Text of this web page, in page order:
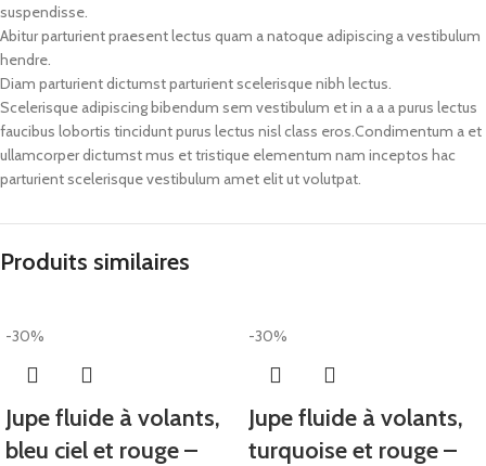
suspendisse.
Abitur parturient praesent lectus quam a natoque adipiscing a vestibulum
hendre.
Diam parturient dictumst parturient scelerisque nibh lectus.
Scelerisque adipiscing bibendum sem vestibulum et in a a a purus lectus
faucibus lobortis tincidunt purus lectus nisl class eros.Condimentum a et
ullamcorper dictumst mus et tristique elementum nam inceptos hac
parturient scelerisque vestibulum amet elit ut volutpat.
Produits similaires
-30%
Jupe fluide à volants,
bleu ciel et rouge –
-30%
Jupe fluide à volants,
turquoise et rouge –